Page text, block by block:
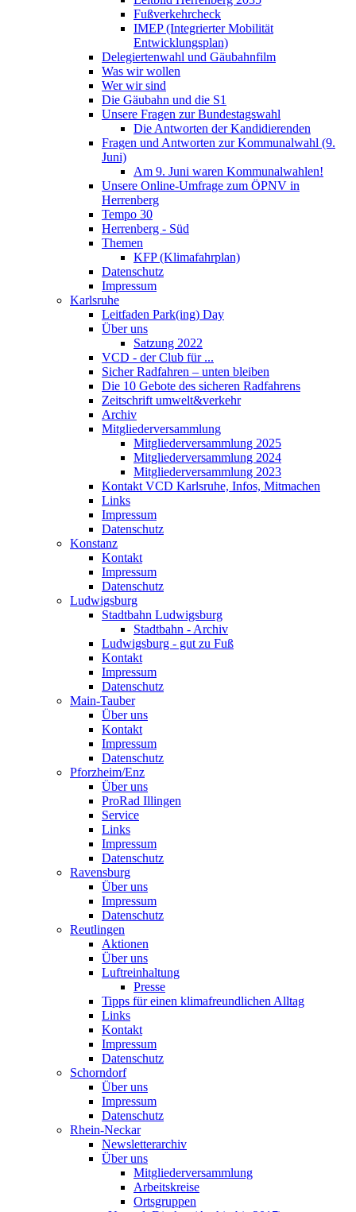
Fußverkehrcheck
IMEP (Integrierter Mobilität
Entwicklungsplan)
Delegiertenwahl und Gäubahnfilm
Was wir wollen
Wer wir sind
Die Gäubahn und die S1
Unsere Fragen zur Bundestagswahl
Die Antworten der Kandidierenden
Fragen und Antworten zur Kommunalwahl (9.
Juni)
Am 9. Juni waren Kommunalwahlen!
Unsere Online-Umfrage zum ÖPNV in
Herrenberg
Tempo 30
Herrenberg - Süd
Themen
KFP (Klimafahrplan)
Datenschutz
Impressum
Karlsruhe
Leitfaden Park(ing) Day
Über uns
Satzung 2022
VCD - der Club für ...
Sicher Radfahren – unten bleiben
Die 10 Gebote des sicheren Radfahrens
Zeitschrift umwelt&verkehr
Archiv
Mitgliederversammlung
Mitgliederversammlung 2025
Mitgliederversammlung 2024
Mitgliederversammlung 2023
Kontakt VCD Karlsruhe, Infos, Mitmachen
Links
Impressum
Datenschutz
Konstanz
Kontakt
Impressum
Datenschutz
Ludwigsburg
Stadtbahn Ludwigsburg
Stadtbahn - Archiv
Ludwigsburg - gut zu Fuß
Kontakt
Impressum
Datenschutz
Main-Tauber
Über uns
Kontakt
Impressum
Datenschutz
Pforzheim/Enz
Über uns
ProRad Illingen
Service
Links
Impressum
Datenschutz
Ravensburg
Über uns
Impressum
Datenschutz
Reutlingen
Aktionen
Über uns
Luftreinhaltung
Presse
Tipps für einen klimafreundlichen Alltag
Links
Kontakt
Impressum
Datenschutz
Schorndorf
Über uns
Impressum
Datenschutz
Rhein-Neckar
Newsletterarchiv
Über uns
Mitgliederversammlung
Arbeitskreise
Ortsgruppen